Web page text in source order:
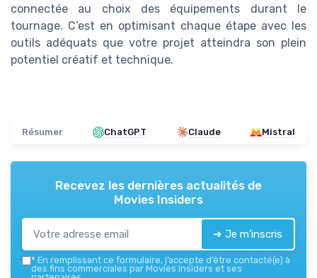
connectée au choix des équipements durant le
tournage. C’est en optimisant chaque étape avec les
outils adéquats que votre projet atteindra son plein
potentiel créatif et technique.
Résumer ChatGPT Claude Mistral
Recevez les dernières actualités de
Movies Insiders
➔ Je m'inscris
* En remplissant ce formulaire, j’accepte d’être contacté(e) à
des fins commerciales par Movies Insiders et ses